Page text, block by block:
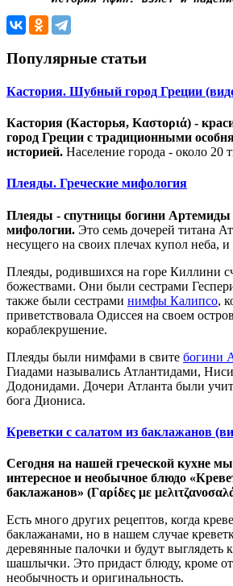
Популярные статьи
Кастория. Шубный город Греции
Кастория (Касторья, Καστοριά) -
город Греции с традиционными
историей. Население города - около 20
Плеяды. Греческие мифология
Плеяды - спутницы богини Артемиды
мифологии. Это семь дочерей титана
несущего на своих плечах купол неба,
Плеяды, родившихся на горе Киллини
божествами. Они были сестрами
также были сестрами нимфы Калипсо,
приветствовала Одиссея на своем
кораблекрушение.
Плеяды были нимфами в свите богини
Гиадами назывались Атлантидами,
Додонидами. Дочери Атланта были
бога Диониса.
Креветки с салатом из баклажанов
Сегодня на нашей греческой кухне
интересное и необычное блюдо
баклажанов» (Γαρίδες με
Есть много других рецептов, когда
баклажанами, но в нашем случае
деревянные палочки и будут выглядеть
шашлычки. Это придаст блюду, кроме
необычность и оригинальность.